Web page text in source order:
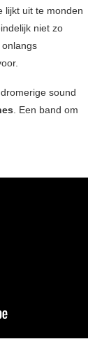
lijkt uit te monden
niet zo
sound
. Een band om